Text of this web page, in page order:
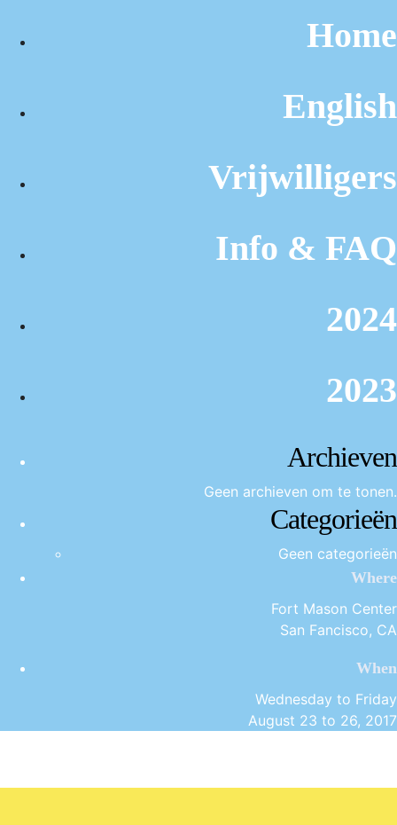
Home
English
Vrijwilligers
Info & FAQ
2024
2023
Archieven
Geen archieven om te tonen.
Categorieën
Geen categorieën
Where
Fort Mason Center
San Fancisco, CA
When
Wednesday to Friday
August 23 to 26, 2017